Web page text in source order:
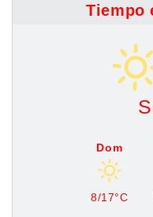
Tiempo
Dom
8/17°C